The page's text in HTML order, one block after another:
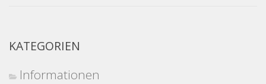
KATEGORIEN
Informationen